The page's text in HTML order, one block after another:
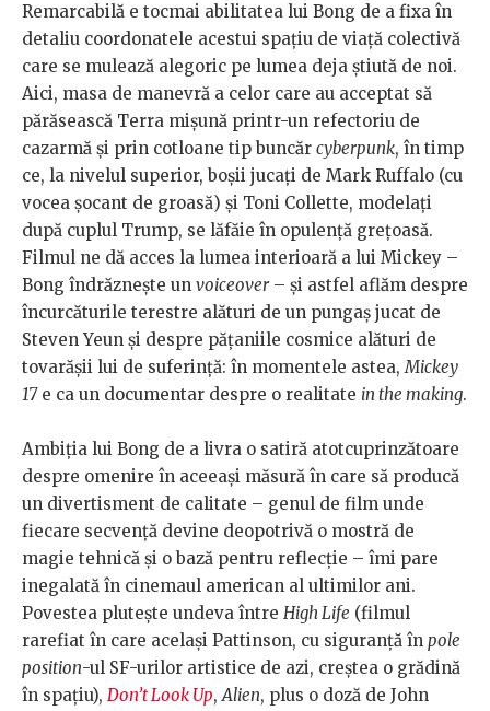
Remarcabilă e tocmai abilitatea lui Bong de a fixa în
detaliu coordonatele acestui spațiu de viață colectivă
care se mulează alegoric pe lumea deja știută de noi.
Aici, masa de manevră a celor care au acceptat să
părăsească Terra mișună printr-un refectoriu de
cazarmă și prin cotloane tip buncăr cyberpunk, în timp
ce, la nivelul superior, boșii jucați de Mark Ruffalo (cu
vocea șocant de groasă) și Toni Collette, modelați
după cuplul Trump, se lăfăie în opulență grețoasă.
Filmul ne dă acces la lumea interioară a lui Mickey –
Bong îndrăznește un voiceover– și astfel aflăm despre
încurcăturile terestre alături de un pungaș jucat de
Steven Yeun și despre pățaniile cosmice alături de
tovarășii lui de suferință: în momentele astea,Mickey
17e ca un documentar despre o realitate in the making.
Ambiția lui Bong de a livra o satiră atotcuprinzătoare
despre omenire în aceeași măsură în care să producă
un divertisment de calitate – genul de film unde
fiecare secvență devine deopotrivă o mostră de
magie tehnică și o bază pentru reflecție – îmi pare
inegalată în cinemaul american al ultimilor ani.
Povestea plutește undeva între High Life (filmul
rarefiat în care același Pattinson, cu siguranță în pole
position-ul SF-urilor artistice de azi, creștea o grădină
în spațiu), Don’t Look Up,Alien, plus o doză de John